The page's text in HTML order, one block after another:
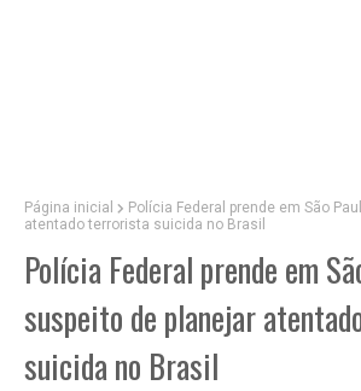
Página inicial
Polícia Federal prende em São
atentado terrorista suicida no Brasil
Polícia Federal prende em
suspeito de planejar
suicida no Brasil